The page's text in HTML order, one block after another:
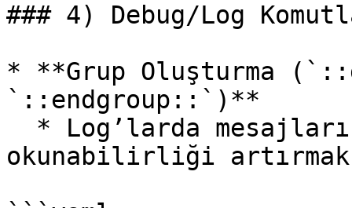
### 4) Debug/Log
* **Grup Oluşturma
`::endgroup::`)**
okunabilirliği